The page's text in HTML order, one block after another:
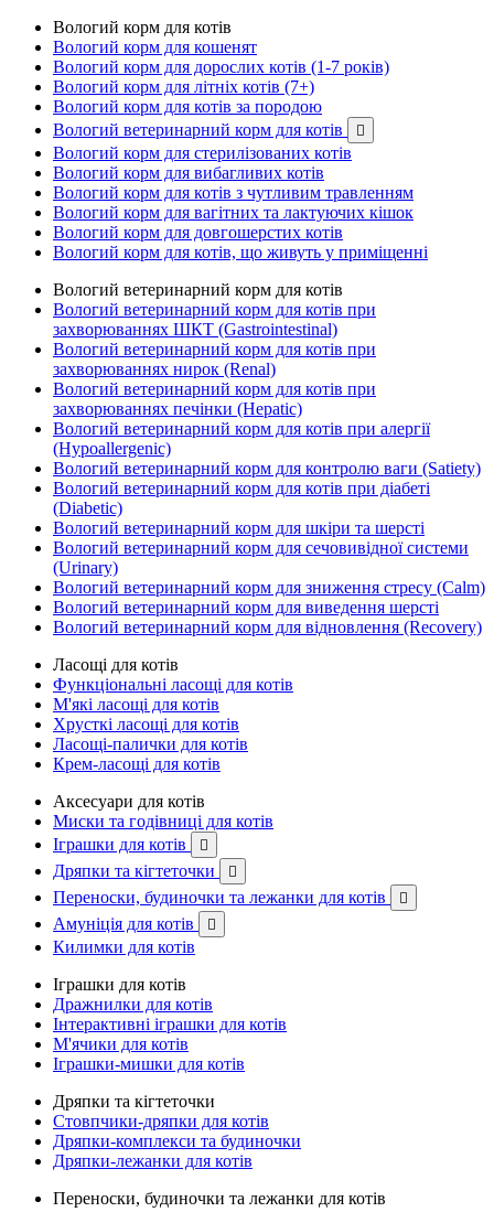
Вологий корм для котів
Вологий корм для кошенят
Вологий корм для дорослих котів (1-7 років)
Вологий корм для літніх котів (7+)
Вологий корм для котів за породою
Вологий ветеринарний корм для котів

Вологий корм для стерилізованих котів
Вологий корм для вибагливих котів
Вологий корм для котів з чутливим травленням
Вологий корм для вагітних та лактуючих кішок
Вологий корм для довгошерстих котів
Вологий корм для котів, що живуть у приміщенні
Вологий ветеринарний корм для котів
Вологий ветеринарний корм для котів при
захворюваннях ШКТ (Gastrointestinal)
Вологий ветеринарний корм для котів при
захворюваннях нирок (Renal)
Вологий ветеринарний корм для котів при
захворюваннях печінки (Hepatic)
Вологий ветеринарний корм для котів при алергії
(Hypoallergenic)
Вологий ветеринарний корм для контролю ваги (Satiety)
Вологий ветеринарний корм для котів при діабеті
(Diabetic)
Вологий ветеринарний корм для шкіри та шерсті
Вологий ветеринарний корм для сечовивідної системи
(Urinary)
Вологий ветеринарний корм для зниження стресу (Calm)
Вологий ветеринарний корм для виведення шерсті
Вологий ветеринарний корм для відновлення (Recovery)
Ласощі для котів
Функціональні ласощі для котів
М'які ласощі для котів
Хрусткі ласощі для котів
Ласощі-палички для котів
Крем-ласощі для котів
Аксесуари для котів
Миски та годівниці для котів
Іграшки для котів

Дряпки та кігтеточки 
Переноски, будиночки та лежанки для котів 
Амуніція для котів 
Килимки для котів
Іграшки для котів
Дражнилки для котів
Інтерактивні іграшки для котів
М'ячики для котів
Іграшки-мишки для котів
Дряпки та кігтеточки
Стовпчики-дряпки для котів
Дряпки-комплекси та будиночки
Дряпки-лежанки для котів
Переноски, будиночки та лежанки для котів